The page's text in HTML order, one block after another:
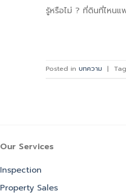
รู้หรือไม่ ? ที่ดินที่ไหน
Posted in บทความ |
Our Services
Inspection
Property Sales